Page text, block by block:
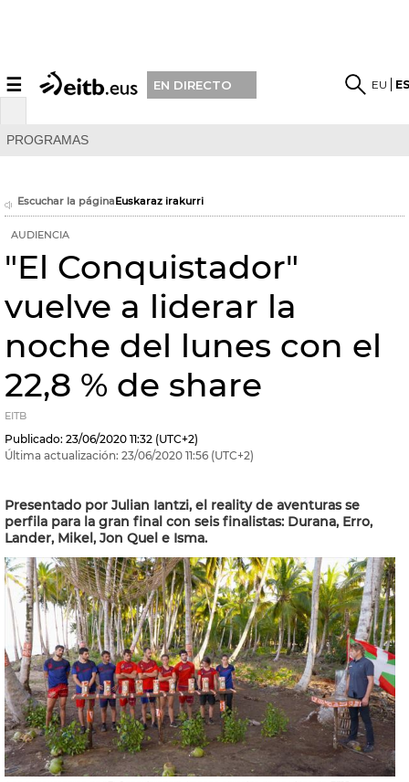
☰ EN DIRECTO EU
PROGRAMAS
Escuchar la páginaEuskaraz irakurri
AUDIENCIA
"El Conquistador"
vuelve a liderar la
noche del lunes con el
22,8 % de share
EITB
Publicado: 23/06/2020 11:32 (UTC+2)
Última actualización: 23/06/2020 11:56 (UTC+2)
Presentado por Julian Iantzi, el reality de aventuras se
perfila para la gran final con seis finalistas: Durana, Erro,
Lander, Mikel, Jon Quel e Isma.